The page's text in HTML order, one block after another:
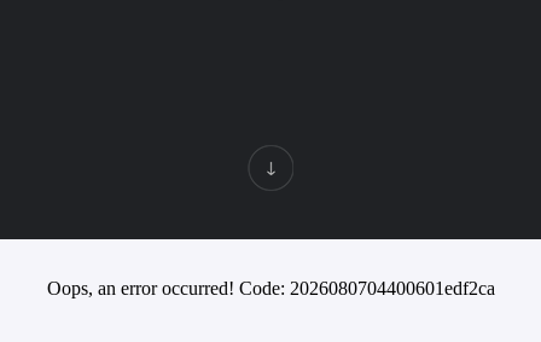
Oops, an error occurred! Code: 2026080704400601edf2ca